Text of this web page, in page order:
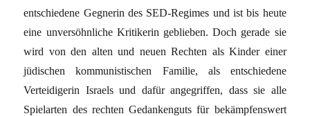
entschiedene Gegnerin des SED-Regimes und ist bis heute
eine unversöhnliche Kritikerin geblieben. Doch gerade sie
wird von den alten und neuen Rechten als Kinder einer
jüdischen kommunistischen Familie, als entschiedene
Verteidigerin Israels und dafür angegriffen, dass sie alle
Spielarten des rechten Gedankenguts für bekämpfenswert